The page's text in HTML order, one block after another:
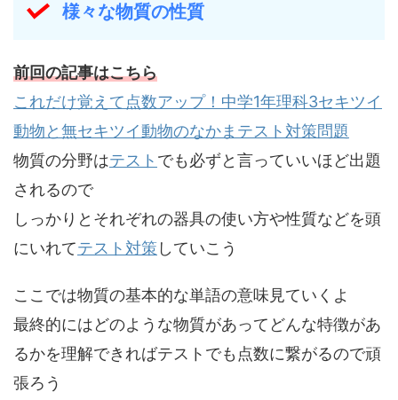
様々な物質の性質
前回の記事はこちら
これだけ覚えて点数アップ！中学1年理科3セキツイ
動物と無セキツイ動物のなかまテスト対策問題
物質の分野はテスト でも必ずと言っていいほど出題
されるので
しっかりとそれぞれの器具の使い方や性質などを頭
にいれてテスト対策していこう
ここでは物質の基本的な単語の意味見ていくよ
最終的にはどのような物質があってどんな特徴があ
るかを理解できればテストでも点数に繋がるので頑
張ろう